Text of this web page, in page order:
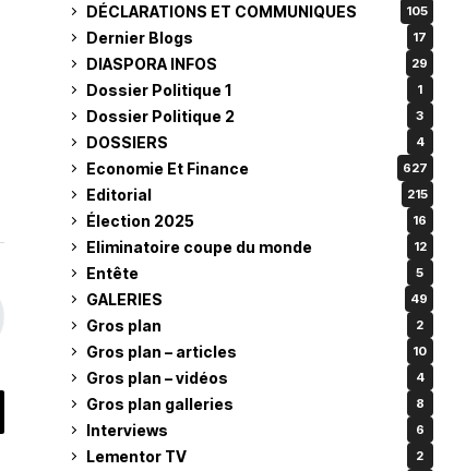
DÉCLARATIONS ET COMMUNIQUES 105
Dernier Blogs 17
DIASPORA INFOS 29
Dossier Politique 1 1
Dossier Politique 2 3
DOSSIERS 4
Economie Et Finance 627
Editorial 215
Élection 2025 16
Eliminatoire coupe du monde 12
Entête 5
GALERIES 49
Gros plan 2
Gros plan – articles 10
Gros plan – vidéos 4
Gros plan galleries 8
Interviews 6
Lementor TV 2